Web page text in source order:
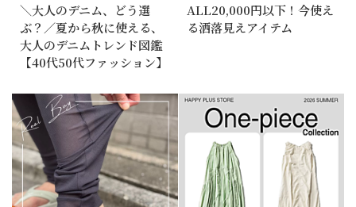
＼大人のデニム、どう選
ぶ？／夏から秋に使える、
大人のデニムトレンド図鑑
【40代50代ファッション】
ALL20,000円以下！今使え
る洒落見えアイテム